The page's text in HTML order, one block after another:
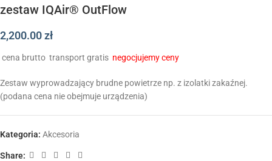
zestaw IQAir® OutFlow
2,200.00zł
cena brutto transport gratis negocjujemy ceny
Zestaw wyprowadzający brudne powietrze np. z izolatki zakaźnej.
(podana cena nie obejmuje urządzenia)
Kategoria: Akcesoria
Share: